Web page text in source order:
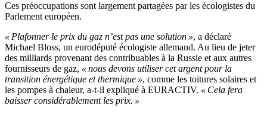
Ces préoccupations sont largement partagées par les écologistes du
Parlement européen.
« Plafonner le prix du gaz n’est pas une solution », a déclaré
Michael Bloss, un eurodéputé écologiste allemand. Au lieu de jeter
des milliards provenant des contribuables à la Russie et aux autres
fournisseurs de gaz, « nous devons utiliser cet argent pour la
transition énergétique et thermique », comme les toitures solaires et
les pompes à chaleur, a-t-il expliqué à EURACTIV. « Cela fera
baisser considérablement les prix. »